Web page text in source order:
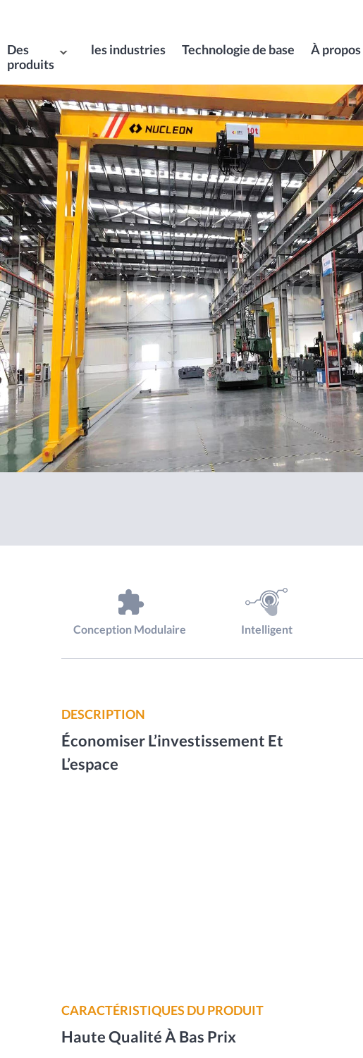
Des
produits
les industries Technologie de base À propos
Conception Modulaire Intelligent
DESCRIPTION
Économiser L’investissement Et
L’espace
CARACTÉRISTIQUES DU PRODUIT
Haute Qualité À Bas Prix